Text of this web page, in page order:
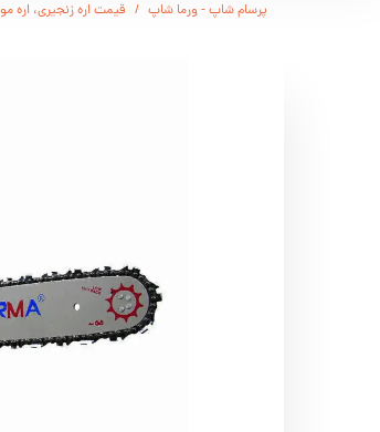
آبسردکن و دستگاه
اره زنجیری / علفتراش
شناور چاه عمیق
پرسام شاپ - ورما شاپ قیمت اره زنجیری،